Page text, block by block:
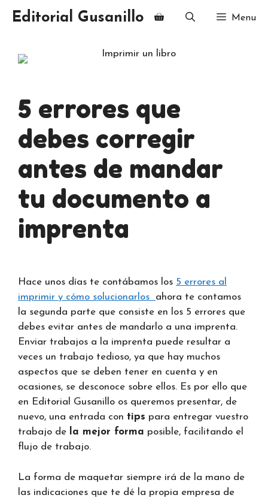
Editorial Gusanillo Menu
5 errores que
debes corregir
antes de mandar
tu documento a
imprenta
Hace unos días te contábamos los 5 errores al
imprimir y cómo solucionarlos ahora te contamos
la segunda parte que consiste en los 5 errores que
debes evitar antes de mandarlo a una imprenta.
Enviar trabajos a la imprenta puede resultar a
veces un trabajo tedioso, ya que hay muchos
aspectos que se deben tener en cuenta y en
ocasiones, se desconoce sobre ellos. Es por ello que
en Editorial Gusanillo os queremos presentar, de
nuevo, una entrada con tips para entregar vuestro
trabajo de
la mejor forma posible, facilitando el
flujo de trabajo.
La forma de maquetar siempre irá de la mano de
las indicaciones que te dé la propia empresa de